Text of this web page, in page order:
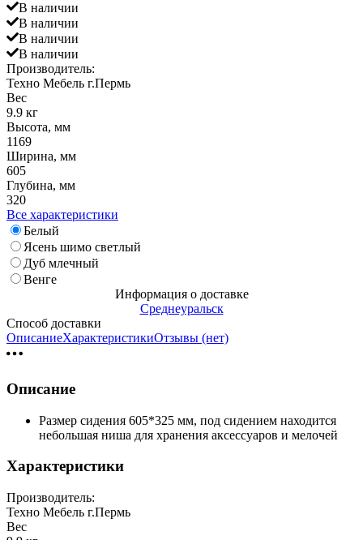
В наличии
В наличии
В наличии
В наличии
Производитель:
Техно Мебель г.Пермь
Вес
9.9 кг
Высота, мм
1169
Ширина, мм
605
Глубина, мм
320
Все характеристики
Белый
Ясень шимо светлый
Дуб млечный
Венге
Информация о доставке
Среднеуральск
Способ доставки
ОписаниеХарактеристикиОтзывы (нет)
Описание
Размер сидения 605*325 мм, под сидением находится
небольшая ниша для хранения аксессуаров и мелочей
Характеристики
Производитель:
Техно Мебель г.Пермь
Вес